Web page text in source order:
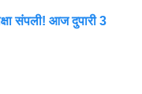
संपली! आज दुपारी 3